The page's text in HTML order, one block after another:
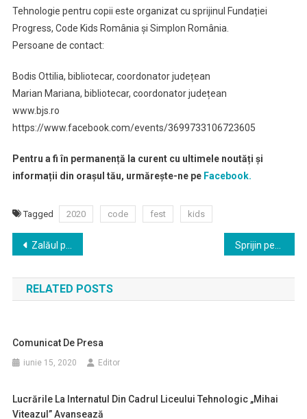
Tehnologie pentru copii este organizat cu sprijinul Fundației
Progress, Code Kids România şi Simplon România.
Persoane de contact:
Bodis Ottilia, bibliotecar, coordonator județean
Marian Mariana, bibliotecar, coordonator județean
www.bjs.ro
https://www.facebook.com/events/3699733106723605
Pentru a fi în permanență la curent cu ultimele noutăți și
informații din orașul tău, urmărește-ne peFacebook.
Tagged 2020 code fest kids
Navigare
în
articole
Zalăul participă din nou la Ziua Internațională a Reciclării Deșeurilor Electrice!
RELATED POSTS
Comunicat De Presa
iunie 15, 2020 Editor
Lucrările La Internatul Din Cadrul Liceului Tehnologic „Mihai
Viteazul” Avansează